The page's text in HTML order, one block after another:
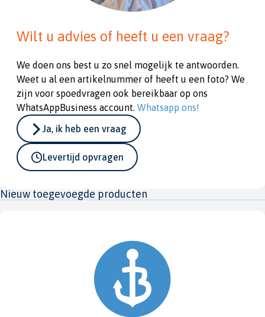
Wilt u advies of heeft u een vraag?
We doen ons best u zo snel mogelijk te antwoorden.
Weet u al een artikelnummer of heeft u een foto? We
zijn voor spoedvragen ook bereikbaar op ons
WhatsAppBusiness account. Whatsapp ons!
Ja, ik heb een vraag
Levertijd opvragen
Nieuw toegevoegde producten